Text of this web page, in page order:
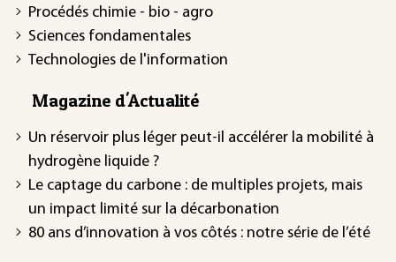
Procédés chimie - bio - agro
Sciences fondamentales
Technologies de l'information
Magazine d'Actualité
Un réservoir plus léger peut-il accélérer la mobilité à
hydrogène liquide ?
Le captage du carbone : de multiples projets, mais
un impact limité sur la décarbonation
80 ans d’innovation à vos côtés : notre série de l’été